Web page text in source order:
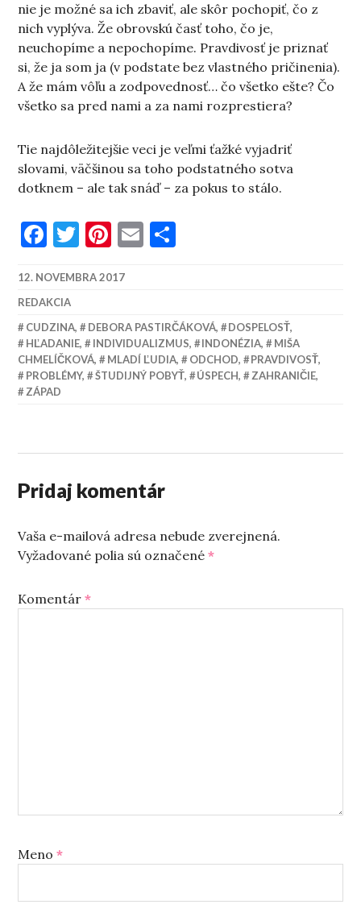
nie je možné sa ich zbaviť, ale skôr pochopiť, čo z
nich vyplýva. Že obrovskú časť toho, čo je,
neuchopíme a nepochopíme. Pravdivosť je priznať
si, že ja som ja (v podstate bez vlastného pričinenia).
A že mám vôľu a zodpovednosť… čo všetko ešte? Čo
všetko sa pred nami a za nami rozprestiera?
Tie najdôležitejšie veci je veľmi ťažké vyjadriť
slovami, väčšinou sa toho podstatného sotva
dotknem – ale tak snáď – za pokus to stálo.
Facebook
Twitter
Pinterest
Email
12. NOVEMBRA 2017
REDAKCIA
CUDZINA, DEBORA PASTIRČÁKOVÁ, DOSPELOSŤ,
HĽADANIE, INDIVIDUALIZMUS, INDONÉZIA,
MIŠA
CHMELÍČKOVÁ, MLADÍ ĽUDIA, ODCHOD, PRAVDIVOSŤ,
PROBLÉMY, ŠTUDIJNÝ POBYŤ, ÚSPECH, ZAHRANIČIE,
ZÁPAD
Pridaj komentár
Vaša e-mailová adresa nebude zverejnená.
Vyžadované polia sú označené*
Komentár*
Meno*